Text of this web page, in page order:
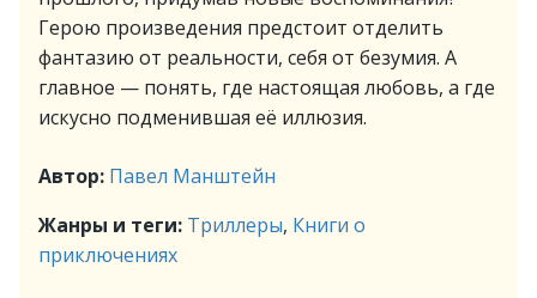
Герою произведения предстоит отделить
фантазию от реальности, себя от безумия. А
главное — понять, где настоящая любовь, а где
искусно подменившая её иллюзия.
Автор: Павел Манштейн
Жанры и теги: Триллеры, Книги о
приключениях